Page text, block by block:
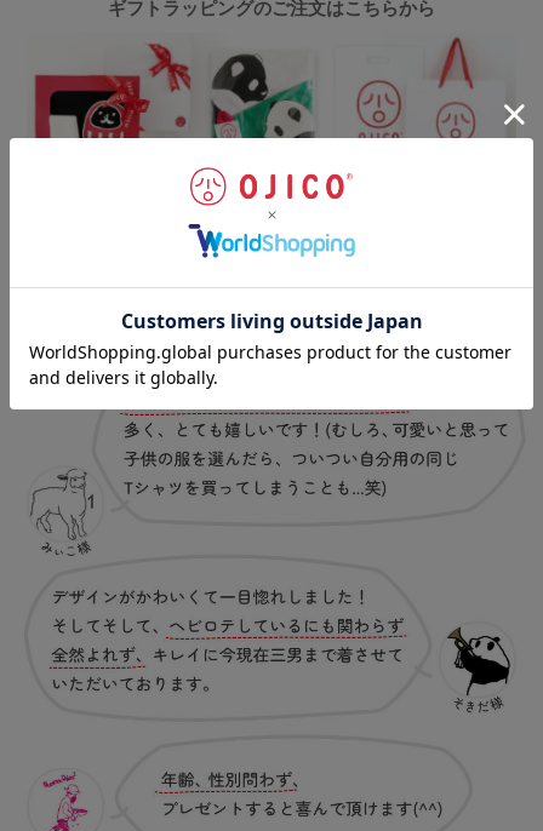
ギフトラッピングのご注文はこちらから